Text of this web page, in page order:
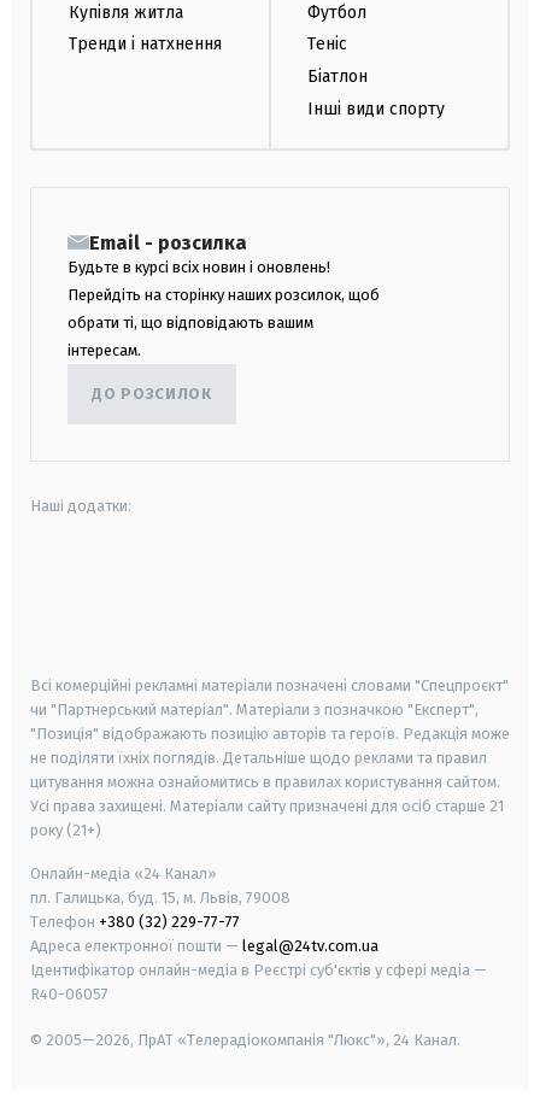
Купівля житла
Тренди і натхнення
Футбол
Теніс
Біатлон
Інші види спорту
Email - розсилка
Будьте в курсі всіх новин і оновлень!
Перейдіть на сторінку наших розсилок, щоб
обрати ті, що відповідають вашим
інтересам.
ДО РОЗСИЛОК
Наші додатки:
Всі комерційні рекламні матеріали позначені словами "Спецпроєкт"
чи "Партнерський матеріал". Матеріали з позначкою "Експерт",
"Позиція" відображають позицію авторів та героїв. Редакція може
не поділяти їхніх поглядів. Детальніше щодо реклами та правил
цитування можна ознайомитись в правилах користування сайтом.
Усі права захищені. Матеріали сайту призначені для осіб старше 21
року (21+)
Онлайн-медіа «24 Канал»
пл. Галицька, буд. 15, м. Львів, 79008
Телефон +380 (32) 229-77-77
Адреса електронної пошти — legal@24tv.com.ua
Ідентифікатор онлайн-медіа в Реєстрі суб'єктів у сфері медіа —
R40-06057
© 2005—2026, ПрАТ «Телерадіокомпанія "Люкс"», 24 Канал.